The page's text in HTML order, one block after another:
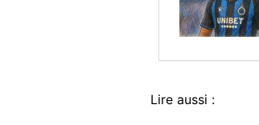
Lire aussi :